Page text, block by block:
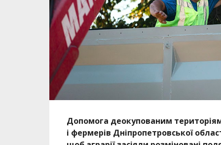
Допомога деокупованим
і фермерів Дніпропетровської